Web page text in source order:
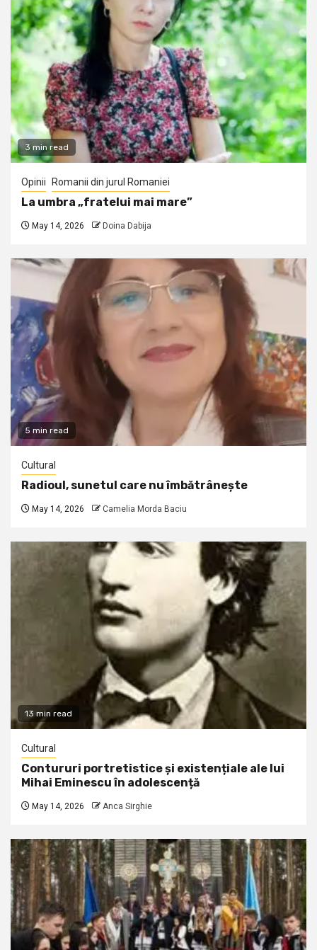
3 min read
Opinii Romanii din jurul Romaniei
La umbra „fratelui mai mare”
May 14, 2026 Doina Dabija
5 min read
Cultural
Radioul, sunetul care nu îmbătrânește
May 14, 2026 Camelia Morda Baciu
13 min read
Cultural
Contururi portretistice și existențiale ale lui
Mihai Eminescu în adolescență
May 14, 2026 Anca Sirghie